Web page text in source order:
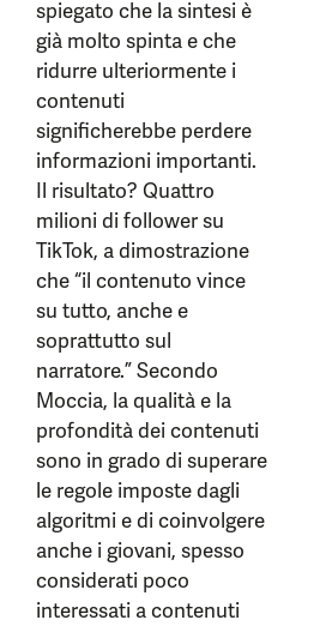
spiegato che la sintesi è
già molto spinta e che
ridurre ulteriormente i
contenuti
significherebbe perdere
informazioni importanti.
Il risultato? Quattro
milioni di follower su
TikTok, a dimostrazione
che “il contenuto vince
su tutto, anche e
soprattutto sul
narratore.” Secondo
Moccia, la qualità e la
profondità dei contenuti
sono in grado di superare
le regole imposte dagli
algoritmi e di coinvolgere
anche i giovani, spesso
considerati poco
interessati a contenuti